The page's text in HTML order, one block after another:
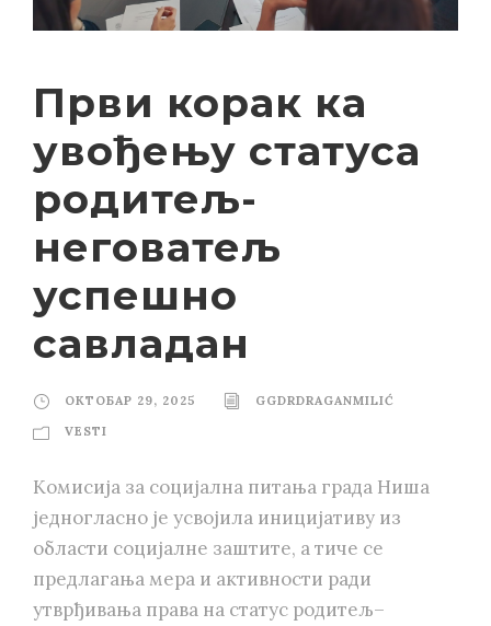
Први корак ка
увођењу статуса
родитељ-
неговатељ
успешно
савладан
ОКТОБАР 29, 2025
GGDRDRAGANMILIĆ
VESTI
Комисија за социјална питања града Ниша
једногласно је усвојила иницијативу из
области социјалне заштите, а тиче се
предлагања мера и активности ради
утврђивања права на статус родитељ–